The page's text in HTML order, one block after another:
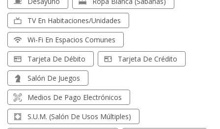
TV En Habitaciones/unidades
Wi-Fi En Espacios Comunes
Tarjeta De Débito Tarjeta De Crédito
Salón De Juegos
Medios De Pago Electrónicos
S.U.M. (Salón De Usos Múltiples)